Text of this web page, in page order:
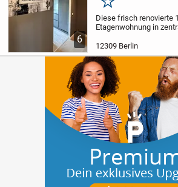
6
Merken
Diese frisch renovierte
Etagenwohnung in
gemütliches Zuhause
oder Kapitalanleger.
Anbindu...
12309 Berlin